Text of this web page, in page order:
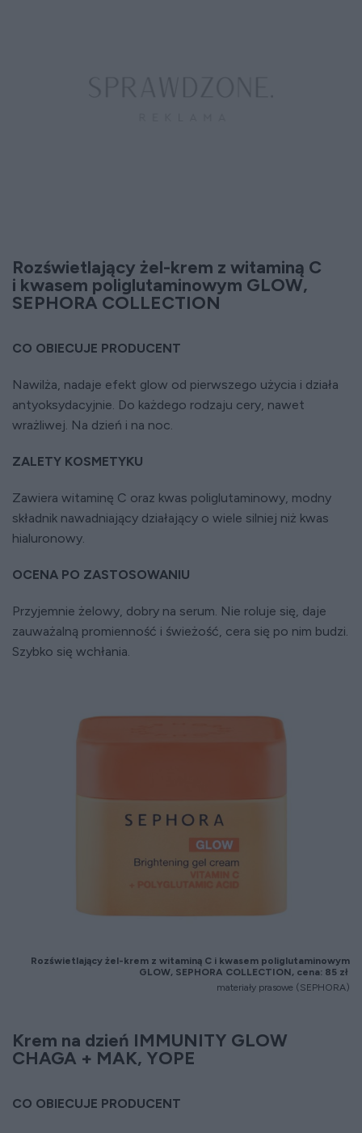
Rozświetlający żel-krem z witaminą C
i kwasem poliglutaminowym GLOW,
SEPHORA COLLECTION
CO OBIECUJE PRODUCENT
Nawilża, nadaje efekt glow od pierwszego użycia i działa
antyoksydacyjnie. Do każdego rodzaju cery, nawet
wrażliwej. Na dzień i na noc.
ZALETY KOSMETYKU
Zawiera witaminę C oraz kwas poliglutaminowy, modny
składnik nawadniający działający o wiele silniej niż kwas
hialuronowy.
OCENA PO ZASTOSOWANIU
Przyjemnie żelowy, dobry na serum. Nie roluje się, daje
zauważalną promienność i świeżość, cera się po nim budzi.
Szybko się wchłania.
Rozświetlający żel-krem z witaminą C i kwasem poliglutaminowym
GLOW, SEPHORA COLLECTION, cena: 85 zł
materiały prasowe (SEPHORA)
Krem na dzień IMMUNITY GLOW
CHAGA + MAK, YOPE
CO OBIECUJE PRODUCENT